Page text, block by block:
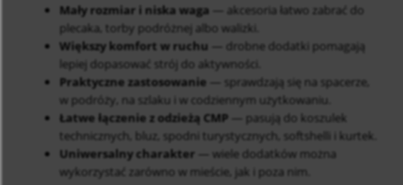
Mały rozmiar i niska waga — akcesoria łatwo zabrać do
plecaka, torby podróżnej albo walizki.
Większy komfort w ruchu — drobne dodatki pomagają
lepiej dopasować strój do aktywności.
Praktyczne zastosowanie — sprawdzają się na spacerze,
w podróży, na szlaku i w codziennym użytkowaniu.
Łatwe łączenie z odzieżą CMP — pasują do koszulek
technicznych, bluz, spodni turystycznych, softshelli i kurtek.
Uniwersalny charakter — wiele dodatków można
wykorzystać zarówno w mieście, jak i poza nim.